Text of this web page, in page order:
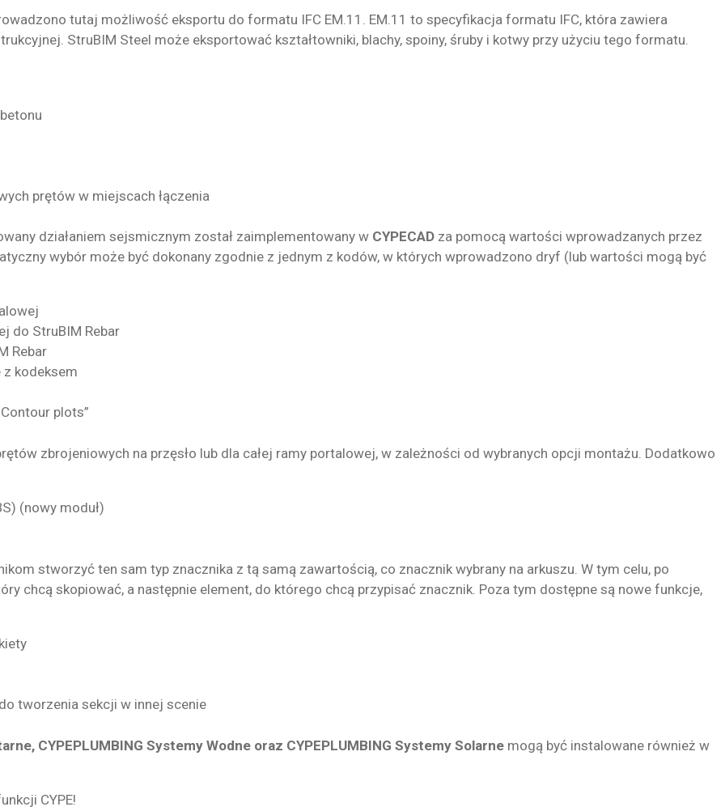
tutaj możliwość eksportu do formatu IFC EM.11. EM.11 to specyfikacja formatu IFC, która zawiera
StruBIM Steel może eksportować kształtowniki, blachy, spoiny, śruby i kotwy przy użyciu tego formatu.
prętów w miejscach łączenia
działaniem sejsmicznym został zaimplementowany w CYPECAD za pomocą wartości wprowadzanych przez
wybór może być dokonany zgodnie z jednym z kodów, w których wprowadzono dryf (lub wartości mogą być
do StruBIM Rebar
Rebar
z kodeksem
plots”
zbrojeniowych na przęsło lub dla całej ramy portalowej, w zależności od wybranych opcji montażu. Dodatkowo
(nowy moduł)
stworzyć ten sam typ znacznika z tą samą zawartością, co znacznik wybrany na arkuszu. W tym celu, po
chcą skopiować, a następnie element, do którego chcą przypisać znacznik. Poza tym dostępne są nowe funkcje,
tworzenia sekcji w innej scenie
CYPEPLUMBING Systemy Wodne oraz CYPEPLUMBING Systemy Solarne mogą być instalowane również w
CYPE!